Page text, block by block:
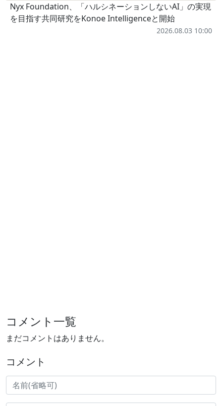
Nyx Foundation、「ハルシネーションしないAI」の実現
を目指す共同研究をKonoe Intelligenceと開始
2026.08.03 10:00
コメント一覧
まだコメントはありません。
コメント